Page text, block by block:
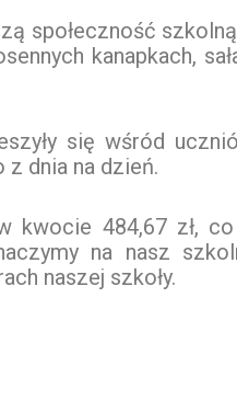
społeczność
kanapkach,
się wśród
z dnia na dzień.
kwocie 484,67 zł,
na nasz
naszej szkoły.